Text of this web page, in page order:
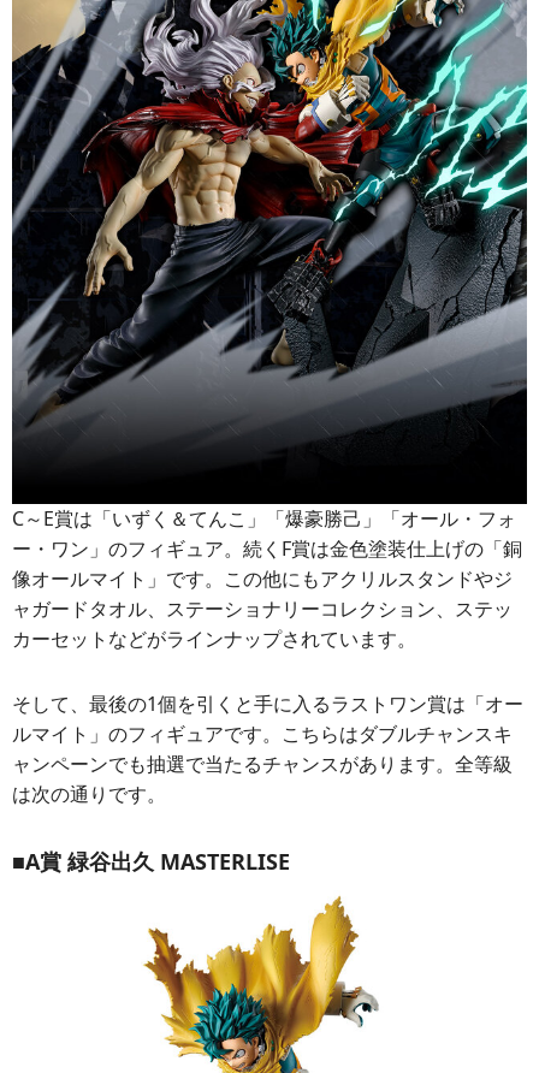
C～E賞は「いずく＆てんこ」「爆豪勝己」「オール・フォ
ー・ワン」のフィギュア。続くF賞は金色塗装仕上げの「銅
像オールマイト」です。この他にもアクリルスタンドやジ
ャガードタオル、ステーショナリーコレクション、ステッ
カーセットなどがラインナップされています。
そして、最後の1個を引くと手に入るラストワン賞は「オー
ルマイト」のフィギュアです。こちらはダブルチャンスキ
ャンペーンでも抽選で当たるチャンスがあります。全等級
は次の通りです。
■A賞 緑谷出久 MASTERLISE